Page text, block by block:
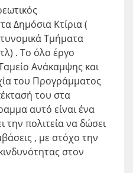
Δημόσια Κτίρια (
Τμήματα
. Το όλο έργο
Ανάκαμψης και
του Προγράμματος
του στα
αυτό είναι ένα
την πολιτεία να δώσει
, με στόχο την
στον